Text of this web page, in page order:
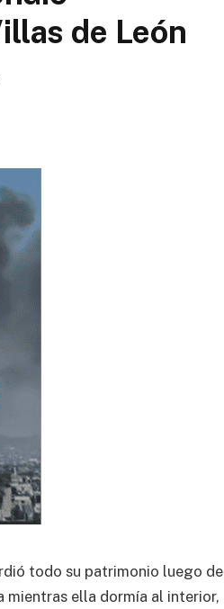
de León
todo su patrimonio luego de
mientras ella dormía al interior,